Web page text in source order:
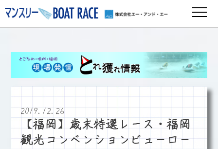
2019.12.26
【福岡】歳末特選レース・福岡
観光コンベンションビューロー